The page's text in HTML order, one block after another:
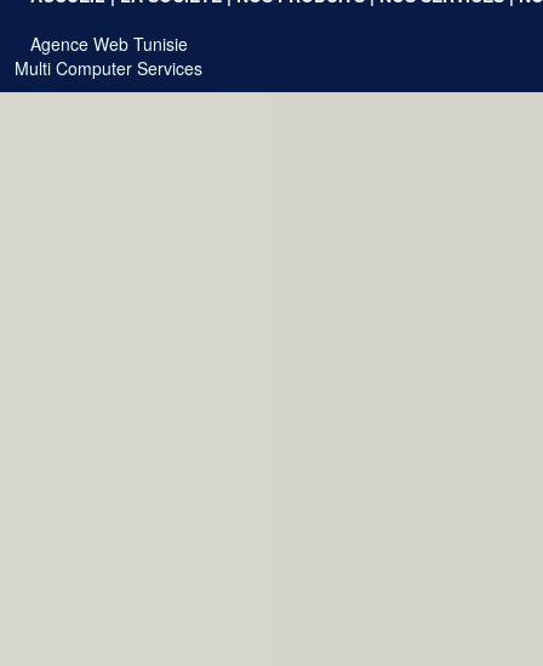
Agence Web Tunisie
Multi Computer Services